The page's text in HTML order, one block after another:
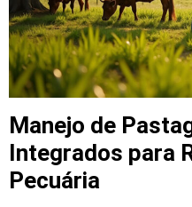
Manejo de
Integrados para
Pecuária